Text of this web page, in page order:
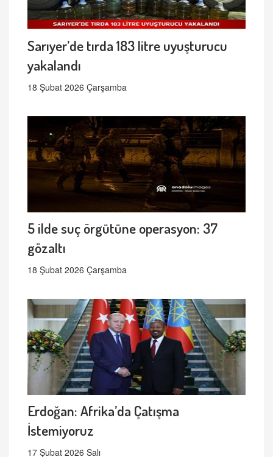
Sarıyer’de tırda 183 litre uyuşturucu
yakalandı
18 Şubat 2026 Çarşamba
5 ilde suç örgütüne operasyon: 37
gözaltı
18 Şubat 2026 Çarşamba
Erdoğan: Afrika’da Çatışma
İstemiyoruz
17 Şubat 2026 Salı